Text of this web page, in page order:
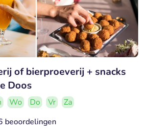
of bierproeverij + snacks
Doos
Wo Do Vr
Za
beoordelingen